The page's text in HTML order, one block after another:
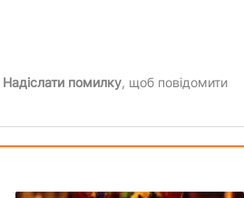
Надіслати помилку, щоб повідомити